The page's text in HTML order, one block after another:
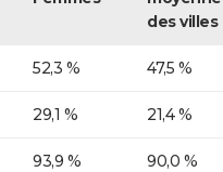
des villes
52,3 % 47,5 %
29,1 % 21,4 %
93,9 % 90,0 %